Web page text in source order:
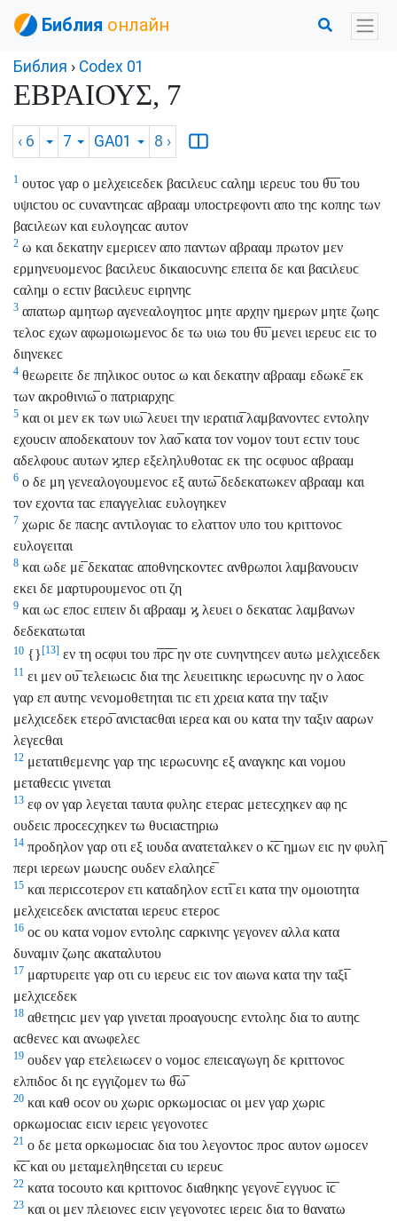
Библия онлайн
Библия › Codex 01
ΕΒΡΑΙΟΥΣ, 7
‹ 6 7 GA01 8 ›
1 ουτοϲ γαρ ο μελχειϲεδεκ βαϲιλευϲ ϲαλημ ιερευϲ του θ̅υ̅ του
υψιϲτου οϲ ϲυναντηϲαϲ αβρααμ υποϲτρεφοντι απο τηϲ κοπηϲ των
βαϲιλεων και ευλογηϲαϲ αυτον
2 ω και δεκατην εμεριϲεν απο παντων αβρααμ πρωτον μεν
ερμηνευομενοϲ βαϲιλευϲ δικαιοϲυνηϲ επειτα δε και βαϲιλευϲ
ϲαλημ ο εϲτιν βαϲιλευϲ ειρηνηϲ
3 απατωρ αμητωρ αγενεαλογητοϲ μητε αρχην ημερων μητε ζωηϲ
τελοϲ εχων αφωμοιωμενοϲ δε τω υιω του θ̅υ̅ μενει ιερευϲ ειϲ το
διηνεκεϲ
4 θεωρειτε δε πηλικοϲ ουτοϲ ω και δεκατην αβρααμ εδωκε̅ εκ
των ακροθινιω̅ ο πατριαρχηϲ
5 και οι μεν εκ των υιω̅ λευει την ιερατια̅ λαμβανοντεϲ εντολην
εχουϲιν αποδεκατουν τον λαο̅ κατα τον νομον τουτ εϲτιν τουϲ
αδελφουϲ αυτων ϗπερ εξεληλυθοταϲ εκ τηϲ οϲφυοϲ αβρααμ
6 ο δε μη γενεαλογουμενοϲ εξ αυτω̅ δεδεκατωκεν αβρααμ και
τον εχοντα ταϲ επαγγελιαϲ ευλογηκεν
7 χωριϲ δε παϲηϲ αντιλογιαϲ το ελαττον υπο του κριττονοϲ
ευλογειται
8 και ωδε με̅ δεκαταϲ αποθνηϲκοντεϲ ανθρωποι λαμβανουϲιν
εκει δε μαρτυρουμενοϲ οτι ζη
9 και ωϲ εποϲ ειπειν δι αβρααμ ϗ λευει ο δεκαταϲ λαμβανων
δεδεκατωται
10 {}[13] εν τη οϲφυι του π̅ρ̅ϲ̅ ην οτε ϲυνηντηϲεν αυτω μελχιϲεδεκ
11 ει μεν ου̅ τελειωϲιϲ δια τηϲ λευειτικηϲ ιερωϲυνηϲ ην ο λαοϲ
γαρ επ αυτηϲ νενομοθετηται τιϲ ετι χρεια κατα την ταξιν
μελχιϲεδεκ ετερο̅ ανιϲταϲθαι ιερεα και ου κατα την ταξιν ααρων
λεγεϲθαι
12 μετατιθεμενηϲ γαρ τηϲ ιερωϲυνηϲ εξ αναγκηϲ και νομου
μεταθεϲιϲ γινεται
13 εφ ον γαρ λεγεται ταυτα φυληϲ ετεραϲ μετεϲχηκεν αφ ηϲ
ουδειϲ προϲεϲχηκεν τω θυϲιαϲτηριω
14 προδηλον γαρ οτι εξ ιουδα ανατεταλκεν ο κ̅ϲ̅ ημων ειϲ ην φυλη̅
περι ιερεων μωυϲηϲ ουδεν ελαληϲε̅
15 και περιϲϲοτερον ετι καταδηλον εϲτι̅ ει κατα την ομοιοτητα
μελχειϲεδεκ ανιϲταται ιερευϲ ετεροϲ
16 οϲ ου κατα νομον εντοληϲ ϲαρκινηϲ γεγονεν αλλα κατα
δυναμιν ζωηϲ ακαταλυτου
17 μαρτυρειτε γαρ οτι ϲυ ιερευϲ ειϲ τον αιωνα κατα την ταξι̅
μελχιϲεδεκ
18 αθετηϲιϲ μεν γαρ γινεται προαγουϲηϲ εντοληϲ δια το αυτηϲ
αϲθενεϲ και ανωφελεϲ
19 ουδεν γαρ ετελειωϲεν ο νομοϲ επειϲαγωγη δε κριττονοϲ
ελπιδοϲ δι ηϲ εγγιζομεν τω θ̅ω̅
20 και καθ οϲον ου χωριϲ ορκωμοϲιαϲ οι μεν γαρ χωριϲ
ορκωμοϲιαϲ ειϲιν ιερειϲ γεγονοτεϲ
21 ο δε μετα ορκωμοϲιαϲ δια του λεγοντοϲ προϲ αυτον ωμοϲεν
κ̅ϲ̅ και ου μεταμεληθηϲεται ϲυ ιερευϲ
22 κατα τοϲουτο και κριττονοϲ διαθηκηϲ γεγονε̅ εγγυοϲ ι̅ϲ̅
23 και οι μεν πλειονεϲ ειϲιν γεγονοτεϲ ιερειϲ δια το θανατω